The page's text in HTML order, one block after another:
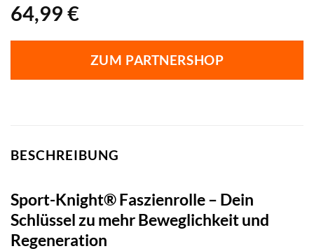
64,99 €
ZUM PARTNERSHOP
BESCHREIBUNG
Sport-Knight® Faszienrolle – Dein
Schlüssel zu mehr Beweglichkeit und
Regeneration